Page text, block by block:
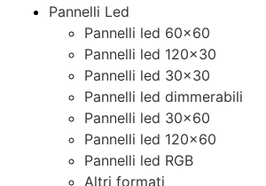
Pannelli Led
Pannelli led 60×60
Pannelli led 120×30
Pannelli led 30×30
Pannelli led dimmerabili
Pannelli led 30×60
Pannelli led 120×60
Pannelli led RGB
Altri formati